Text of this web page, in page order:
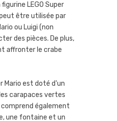
LEGO Super
peut être utilisée par
ou Luigi (non
des pièces. De plus,
affronter le crabe
Mario est doté d'un
carapaces vertes
comprend également
une fontaine et un